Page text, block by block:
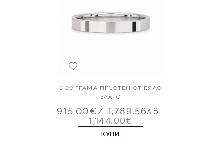
3.29 ГРАМА ПРЪСТЕН ОТ БЯЛО
ЗЛАТО
915.00€/ 1,789.56лв.
1,144.00€
КУПИ